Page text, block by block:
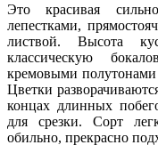
Это красивая
лепестками,
листвой. Высота
классическую
кремовыми
Цветки
концах длинных
для срезки. Сорт
обильно, прекрасно